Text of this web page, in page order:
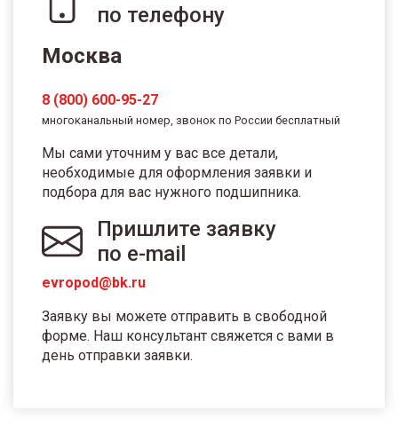
по телефону
Москва
8 (800) 600-95-27
многоканальный номер, звонок по России бесплатный
Мы сами уточним у вас все детали,
необходимые для оформления заявки и
подбора для вас нужного подшипника.
Пришлите заявку
по e-mail
evropod@bk.ru
Заявку вы можете отправить в свободной
форме. Наш консультант свяжется с вами в
день отправки заявки.